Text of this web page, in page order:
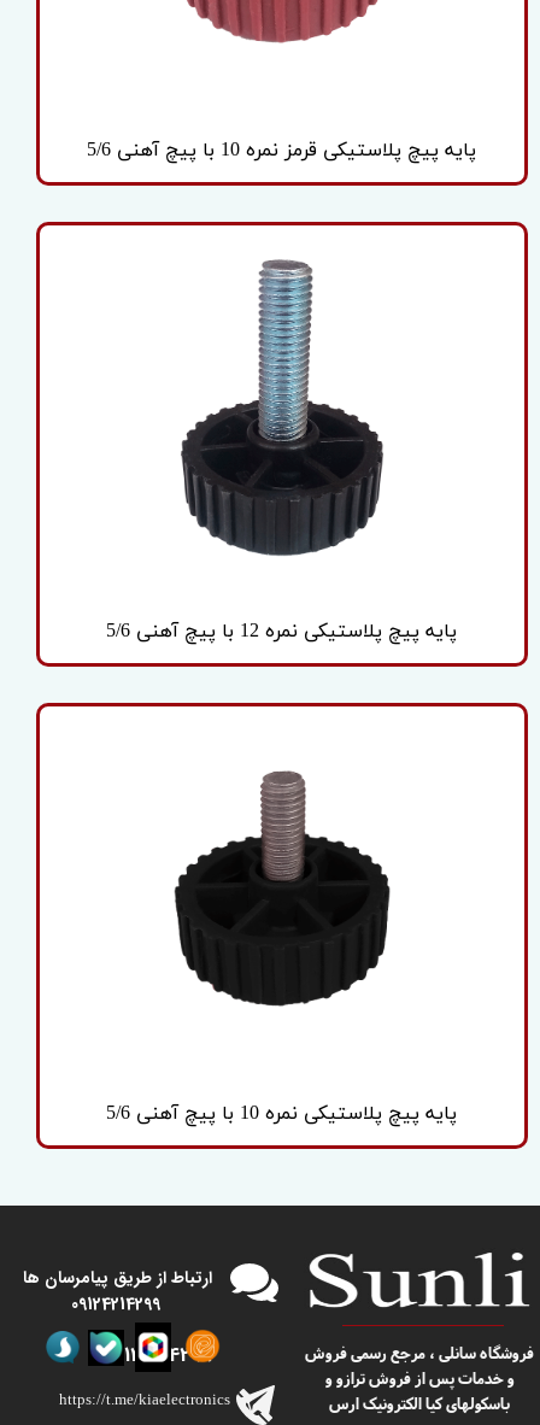
پایه پیچ پلاستیکی قرمز نمره 10 با پیچ آهنی 5/6
پایه پیچ پلاستیکی نمره 12 با پیچ آهنی 5/6
پایه پیچ پلاستیکی نمره 10 با پیچ آهنی 5/6
​​فروشگاه سانلی ، مرجع رسمی فروش
و خدمات پس از فروش ترازو و
باسکولهای کیا الکترونیک ارس
https://t.me/kiaelectronics
​​ارتباط از طریق پیامرسان ها
09124214299
09124214299